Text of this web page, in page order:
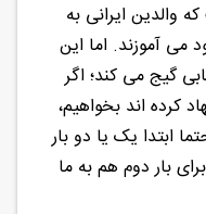
والدین ایرانی به
می آموزند. اما این
گیج می کند؛ اگر
کرده اند بخواهیم،
ابتدا یک یا دو بار
بار دوم هم به ما